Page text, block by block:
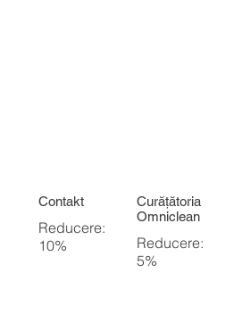
Contakt
Reducere:
10%
Curățătoria
Omniclean
Reducere:
5%